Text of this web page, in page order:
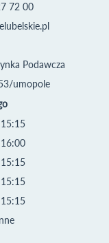
72 00
Podawcza
umopole